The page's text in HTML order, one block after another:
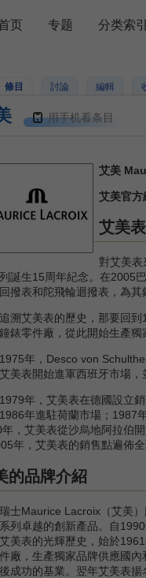
條目 討論 編輯
用手机看条目
艾美
艾美官方
艾美
對艾美
誕生15周年紀念。在2005
撥表和陀飛輪迴撥表，為其
艾美表的歷史，那要回到
錶零件廠，從此開始生產獨
年，Desco von
美表開始進軍西班牙市場
年，艾美表在德國設立銷
年進駐荷蘭市場；1987
年，艾美表從沙烏地阿拉伯
年，艾美表的銷售點遍佈
的品牌介紹
Maurice Lacroix（艾美）
列卓越的創新產品。自
美表的光輝歷史，始於
廠，生產獨家品牌供應國
成功的基業。翌年艾美表
页 专题 分类索引